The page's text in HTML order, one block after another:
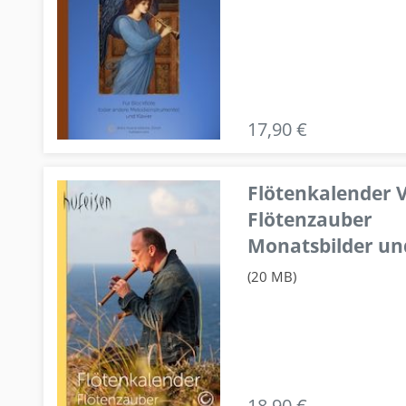
17,90 €
Flötenkalender
Flötenzauber
Monatsbilder
(20 MB)